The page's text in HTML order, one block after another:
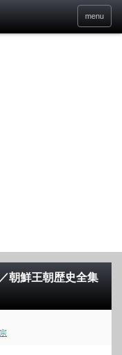
menu
朝鮮王朝歴史全集